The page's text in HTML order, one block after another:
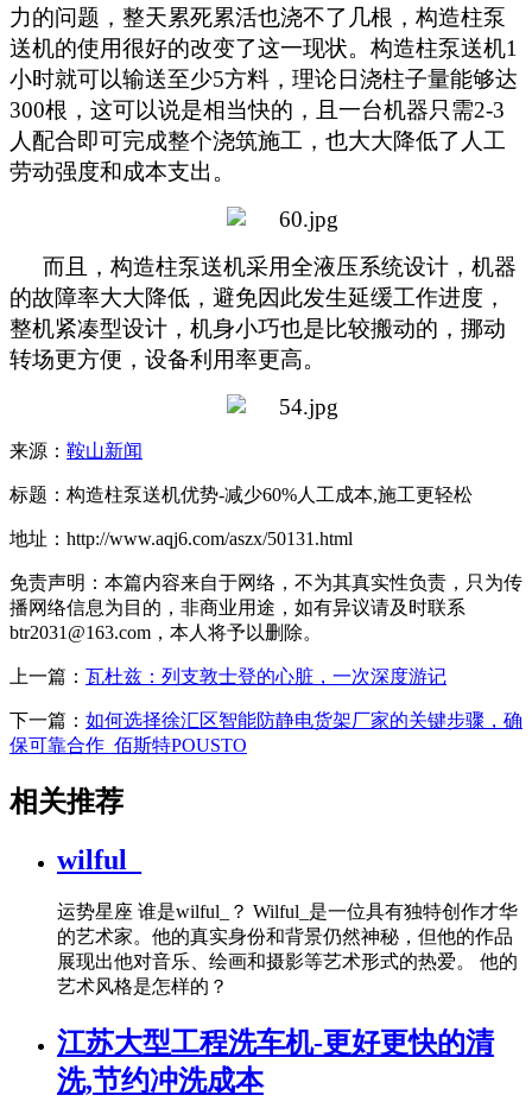
力的问题 ， 整天累死累活也浇不了几根， 构造柱泵
送机的使用很好的改变了这一现状。 构造柱泵送机1
小时就可以输送至少5方料，理论日浇柱子量能够达
300根，这可以说是相当快的，且一台机器只需2-3
人配合即可完成整个浇筑施工，也大大降低了人工
劳动强度和成本支出。
而且， 构造柱泵送机采用全液压系统设计，机器
的故障率大大降低，避免因此发生延缓工作进度 ，
整机紧凑型设计，机身小巧也是比较搬动的，挪动
转场更方便，设备利用率更高。
来源： 鞍山新闻
标题：构造柱泵送机优势-减少60%人工成本,施工更轻松
地址：http://www.aqj6.com/aszx/50131.html
免责声明：本篇内容来自于网络，不为其真实性负责，只为传
播网络信息为目的，非商业用途，如有异议请及时联系
btr2031@163.com，本人将予以删除。
上一篇： 瓦杜兹：列支敦士登的心脏，一次深度游记
下一篇： 如何选择徐汇区智能防静电货架厂家的关键步骤，确
保可靠合作_佰斯特POUSTO
相关推荐
wilful_
运势星座 谁是wilful_？ Wilful_是一位具有独特创作才华
的艺术家。他的真实身份和背景仍然神秘，但他的作品
展现出他对音乐、绘画和摄影等艺术形式的热爱。 他的
艺术风格是怎样的？
江苏大型工程洗车机-更好更快的清
洗,节约冲洗成本